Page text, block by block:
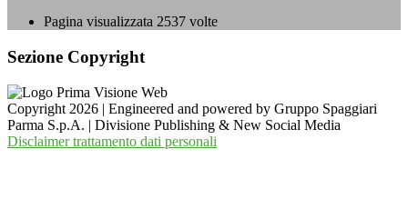
Pagina visualizzata 2537 volte
Sezione Copyright
Copyright 2026 | Engineered and powered by Gruppo Spaggiari
Parma S.p.A. | Divisione Publishing & New Social Media
Disclaimer trattamento dati personali